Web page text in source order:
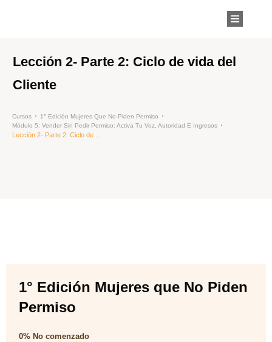
Lección 2- Parte 2: Ciclo de vida del
Cliente
Cursos
1° Edición Mujeres Que No Piden Permiso
Módulo 5: Vender Sin Pedir Permiso: Activa Tu Voz, Autoridad E Ingresos
1° Edición Mujeres que No Piden
Permiso
0% No comenzado